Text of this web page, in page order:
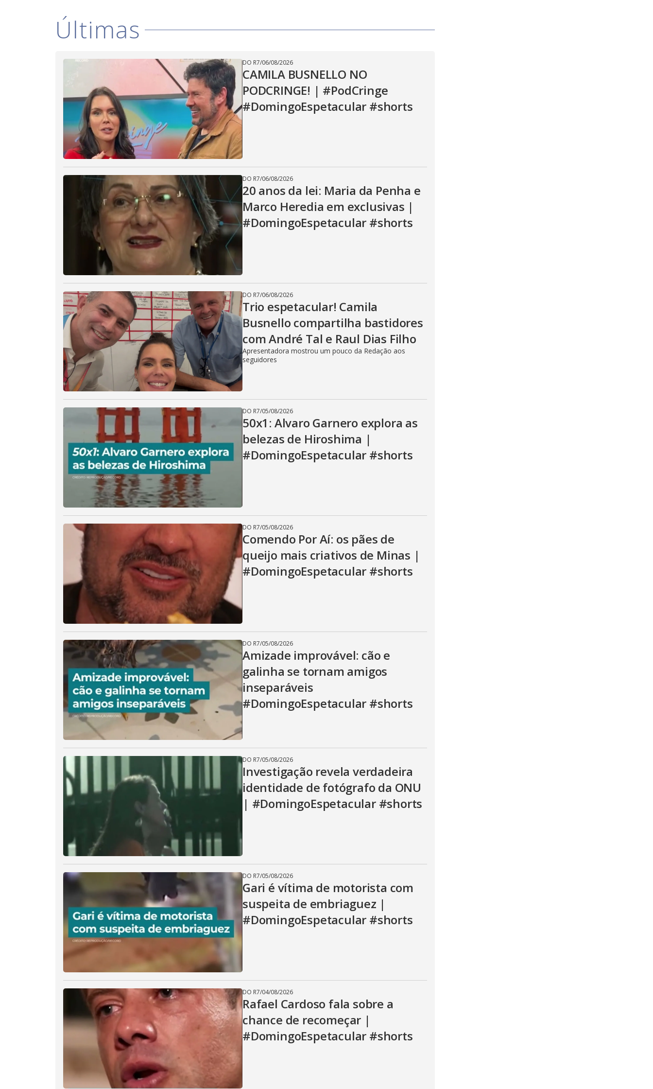
V
i
d
e
o
Últimas
DO R7/06/08/2026
CAMILA BUSNELLO NO
PODCRINGE! | #PodCringe
#DomingoEspetacular #shorts
DO R7/06/08/2026
20 anos da lei: Maria da Penha e
Marco Heredia em exclusivas |
#DomingoEspetacular #shorts
DO R7/06/08/2026
Trio espetacular! Camila
Busnello compartilha bastidores
com André Tal e Raul Dias Filho
Apresentadora mostrou um pouco da Redação aos
seguidores
DO R7/05/08/2026
50x1: Alvaro Garnero explora as
belezas de Hiroshima |
#DomingoEspetacular #shorts
DO R7/05/08/2026
Comendo Por Aí: os pães de
queijo mais criativos de Minas |
#DomingoEspetacular #shorts
DO R7/05/08/2026
Amizade improvável: cão e
galinha se tornam amigos
inseparáveis
#DomingoEspetacular #shorts
DO R7/05/08/2026
Investigação revela verdadeira
identidade de fotógrafo da ONU
| #DomingoEspetacular #shorts
DO R7/05/08/2026
Gari é vítima de motorista com
suspeita de embriaguez |
#DomingoEspetacular #shorts
DO R7/04/08/2026
Rafael Cardoso fala sobre a
chance de recomeçar |
#DomingoEspetacular #shorts